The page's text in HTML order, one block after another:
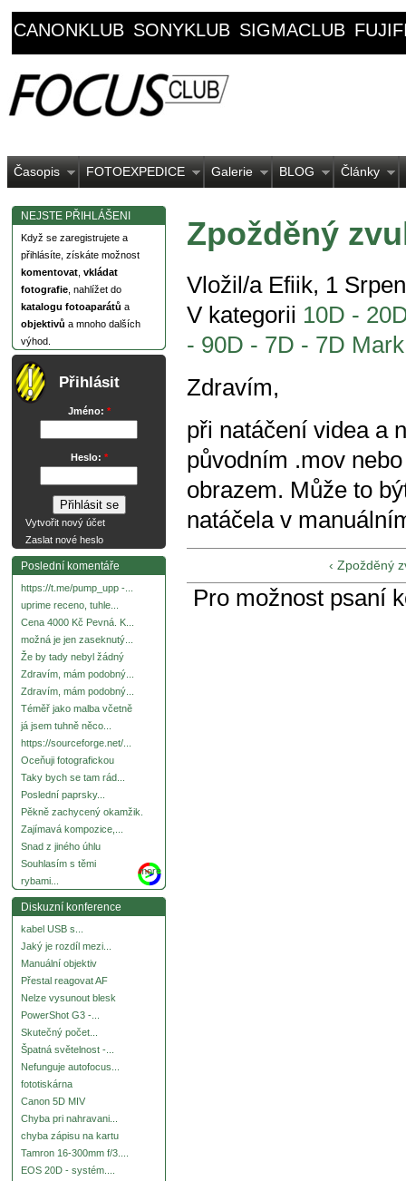
CANONKLUB SONYKLUB SIGMACLUB
Časopis FOTOEXPEDICE Galerie BLOG Články
NEJSTE PŘIHLÁŠENI
Když se zaregistrujete a
přihlásíte, získáte možnost
komentovat vkládat
fotografie , nahlížet do
katalogu fotoaparátů a
objektivů a mnoho dalších
výhod.
Přihlásit
Jméno: *
Heslo: *
Vytvořit nový účet
Zaslat nové heslo
Poslední komentáře
https://t.me/pump_upp -...
uprime receno, tuhle...
Cena 4000 Kč Pevná. K...
možná je jen zaseknutý...
Že by tady nebyl žádný
Zdravím, mám podobný...
Zdravím, mám podobný...
Téměř jako malba včetně
já jsem tuhně něco...
https://sourceforge.net/...
Oceňuji fotografickou
Taky bych se tam rád...
Poslední paprsky...
Pěkně zachycený okamžik.
Zajímavá kompozice,...
Snad z jiného úhlu
Souhlasím s těmi
rybami...
more
Diskuzní konference
kabel USB s...
Jaký je rozdíl mezi...
Manuální objektiv
Přestal reagovat AF
Nelze vysunout blesk
PowerShot G3 -...
Skutečný počet...
Špatná světelnost -...
Nefunguje autofocus...
fototiskárna
Canon 5D MIV
Chyba pri nahravani...
chyba zápisu na kartu
Tamron 16-300mm f/3....
EOS 20D - systém....
Zpožděný
Vložil/a Efiik, 1
V kategorii 10D -
- 90D - 7D - 7D
Zdravím,
při natáčení videa a
původním .mov
obrazem. Může to
natáčela v
‹ Zpožděný
Pro možnost psaní